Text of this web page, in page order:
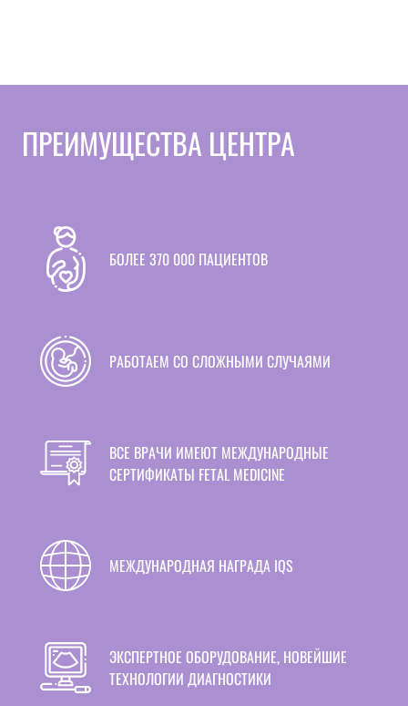
ПРЕИМУЩЕСТВА ЦЕНТРА
БОЛЕЕ 370 000 ПАЦИЕНТОВ
РАБОТАЕМ СО СЛОЖНЫМИ СЛУЧАЯМИ
ВСЕ ВРАЧИ ИМЕЮТ МЕЖДУНАРОДНЫЕ
СЕРТИФИКАТЫ FETAL MEDICINE
МЕЖДУНАРОДНАЯ НАГРАДА IQS
ЭКСПЕРТНОЕ ОБОРУДОВАНИЕ, НОВЕЙШИЕ
ТЕХНОЛОГИИ ДИАГНОСТИКИ